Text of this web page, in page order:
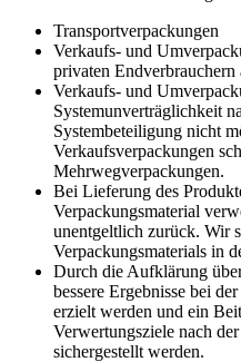
Transportverpackungen
Verkaufs- und
privaten
Verkaufs- und
Systemunverträglichkeit
Systembeteiligung nicht
Verkaufsverpackungen
Mehrwegverpackungen.
Bei Lieferung des
Verpackungsmaterial
unentgeltlich zurück. Wir
Verpackungsmaterials in
Durch die Aufklärung
bessere Ergebnisse bei
erzielt werden und ein
Verwertungsziele nach
sichergestellt werden.